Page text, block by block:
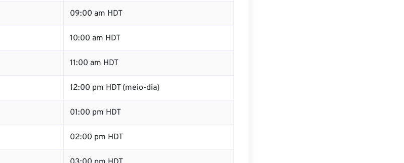
09:00 am HDT
10:00 am HDT
11:00 am HDT
12:00 pm HDT (meio-dia)
01:00 pm HDT
02:00 pm HDT